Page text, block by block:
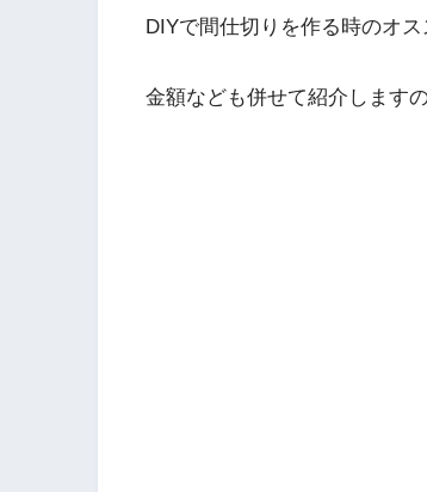
DIYで間仕切りを作る時のオス
金額なども併せて紹介します